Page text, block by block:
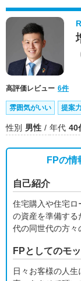
高評価レビュー 6件
雰囲気がいい 提案
性別 男性 年代 40
FPの情
自己紹介
住宅購入や住宅ロ
の資産を準備す
代の同世代の方々
FPとしてのモ
日々お客様の人